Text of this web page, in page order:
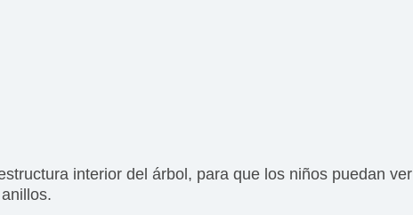
interior del árbol, para que los niños puedan ver